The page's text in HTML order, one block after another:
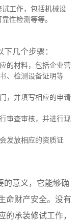
工作，包括机械设
性检测等等。
几个步骤：
的材料，包括企业营
、检测设备证明等
，并填写相应的申请
审查审核，并进行现
发放相应的资质证
的意义，它能够确
命财产安全。没有
的承装修试工作，